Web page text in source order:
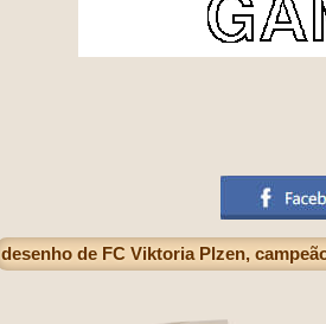
desenho de FC Viktoria Plzen,